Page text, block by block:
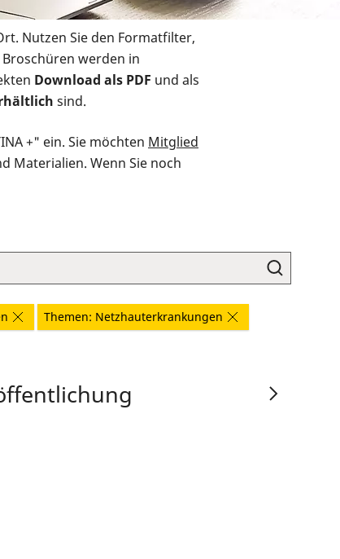
Nutzen Sie den Formatfilter,
werden in
Download als PDF und als
sind.
+" ein. Sie möchten Mitglied
Materialien. Wenn Sie noch
Themen: Netzhauterkrankungen